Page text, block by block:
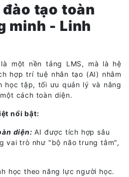
tạo toàn
minh - Linh
một nền tảng LMS, mà là hệ
hợp trí tuệ nhân tạo (AI) nhằm
học tập, tối ưu quản lý và nâng
cách toàn diện.
nổi bật:
diện: AI được tích hợp sâu
vai trò như "bộ não trung tâm",
học theo năng lực người học.